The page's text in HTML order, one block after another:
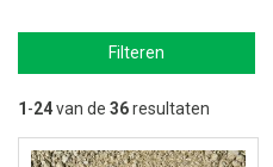
Filteren
1 -24van de 36resultaten